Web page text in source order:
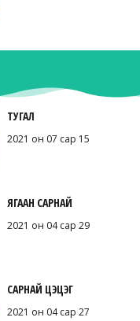
ТУГАЛ
2021 он 07 сар 15
ЯГААН САРНАЙ
2021 он 04 сар 29
САРНАЙ ЦЭЦЭГ
2021 он 04 сар 27